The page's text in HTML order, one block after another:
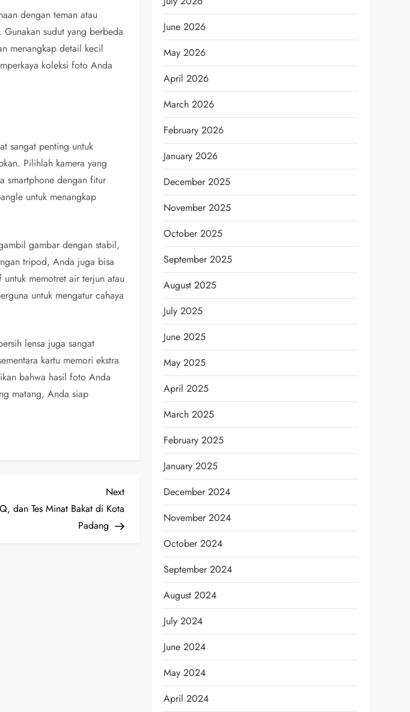
dengan teman atau
sudut yang berbeda
menangkap detail kecil
koleksi foto Anda
sangat penting untuk
Pilihlah kamera yang
smartphone dengan fitur
untuk menangkap
gambar dengan stabil,
tripod, Anda juga bisa
memotret air terjun atau
untuk mengatur cahaya
lensa juga sangat
kartu memori ekstra
bahwa hasil foto Anda
matang, Anda siap
Next
Post
Next
dan Tes Minat Bakat di Kota
Padang
June 2026
May 2026
April 2026
March 2026
February 2026
January 2026
December 2025
November 2025
October 2025
September 2025
August 2025
July 2025
June 2025
May 2025
April 2025
March 2025
February 2025
January 2025
December 2024
November 2024
October 2024
September 2024
August 2024
July 2024
June 2024
May 2024
April 2024